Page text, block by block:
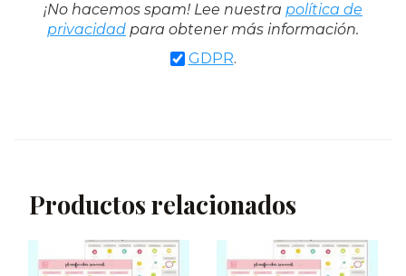
¡No hacemos spam! Lee nuestra política de
privacidad para obtener más información.
GDPR.
Productos relacionados